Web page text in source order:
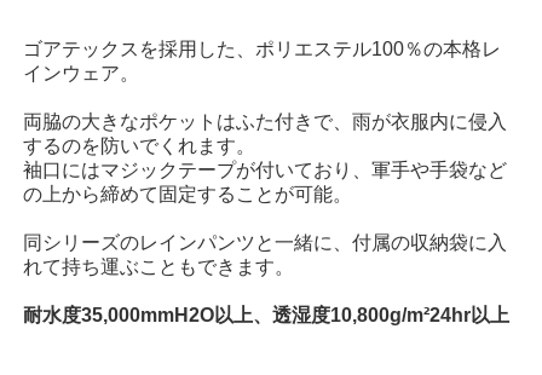
ゴアテックスを採用した、ポリエステル100％の本格レ
インウェア。
両脇の大きなポケットはふた付きで、雨が衣服内に侵入
するのを防いでくれます。
袖口にはマジックテープが付いており、軍手や手袋など
の上から締めて固定することが可能。
同シリーズのレインパンツと一緒に、付属の収納袋に入
れて持ち運ぶこともできます。
耐水度35,000mmH2O以上、透湿度10,800g/m²24hr以上